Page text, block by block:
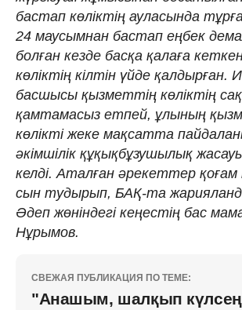
бастап көліктің ауласында
24 маусымнан бастап еңбек
болған кезде басқа қалаға
көліктің кілтін үйде қалдырған.
басшысы қызметтің көліктің
қамтамасыз етпей, ұлының
көлікті жеке мақсатта
әкімшілік құқықбұзушылық
келді. Аталған әрекеттер
сын тудырып, БАҚ-та
Әдеп жөніндегі кеңестің бас
Нұрымов.
СВЕЖАЯ ПУБЛИКАЦИЯ ПО ТЕМЕ:
"Анашым, шалқып